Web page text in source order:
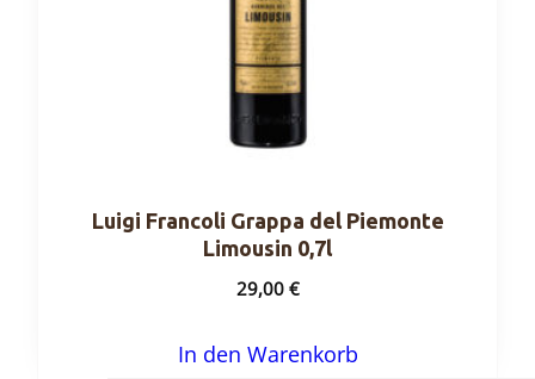
Luigi Francoli Grappa del Piemonte
Limousin 0,7l
29,00€
In den Warenkorb